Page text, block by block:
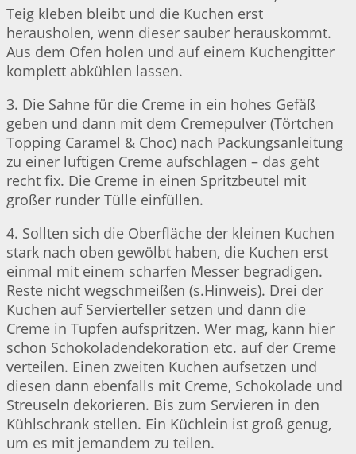
Teig kleben bleibt und die Kuchen erst
herausholen, wenn dieser sauber herauskommt.
Aus dem Ofen holen und auf einem Kuchengitter
komplett abkühlen lassen.
3. Die Sahne für die Creme in ein hohes Gefäß
geben und dann mit dem Cremepulver (Törtchen
Topping Caramel & Choc) nach Packungsanleitung
zu einer luftigen Creme aufschlagen – das geht
recht fix. Die Creme in einen Spritzbeutel mit
großer runder Tülle einfüllen.
4. Sollten sich die Oberfläche der kleinen Kuchen
stark nach oben gewölbt haben, die Kuchen erst
einmal mit einem scharfen Messer begradigen.
Reste nicht wegschmeißen (s.Hinweis). Drei der
Kuchen auf Servierteller setzen und dann die
Creme in Tupfen aufspritzen. Wer mag, kann hier
schon Schokoladendekoration etc. auf der Creme
verteilen. Einen zweiten Kuchen aufsetzen und
diesen dann ebenfalls mit Creme, Schokolade und
Streuseln dekorieren. Bis zum Servieren in den
Kühlschrank stellen. Ein Küchlein ist groß genug,
um es mit jemandem zu teilen.